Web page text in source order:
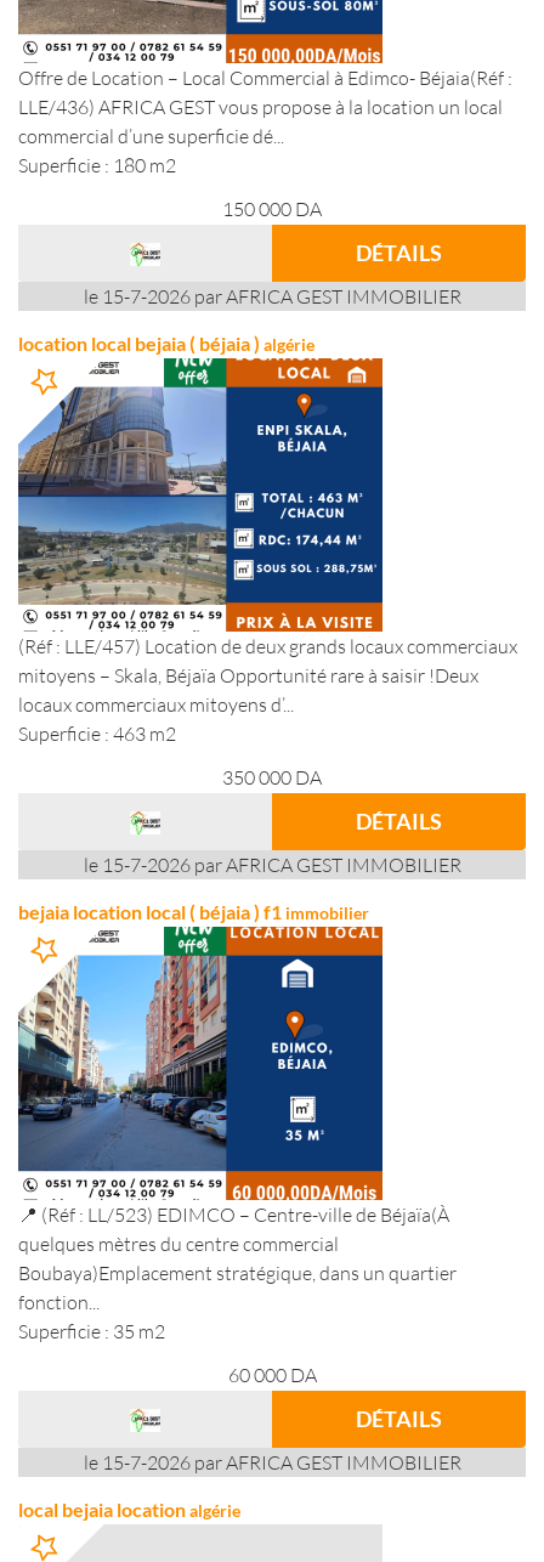
Offre de Location – Local Commercial à Edimco- Béjaia(Réf :
LLE/436) AFRICA GEST vous propose à la location un local
commercial d’une superficie dé...
Superficie : 180 m2
150 000 DA
DÉTAILS
le 15-7-2026 par AFRICA GEST IMMOBILIER
location local bejaia ( béjaia ) algérie
(Réf : LLE/457) Location de deux grands locaux commerciaux
mitoyens – Skala, Béjaïa Opportunité rare à saisir !Deux
locaux commerciaux mitoyens d’...
Superficie : 463 m2
350 000 DA
DÉTAILS
le 15-7-2026 par AFRICA GEST IMMOBILIER
bejaia location local ( béjaia ) f1 immobilier
📍 (Réf : LL/523) EDIMCO – Centre-ville de Béjaïa(À
quelques mètres du centre commercial
Boubaya)Emplacement stratégique, dans un quartier
fonction...
Superficie : 35 m2
60 000 DA
DÉTAILS
le 15-7-2026 par AFRICA GEST IMMOBILIER
local bejaia locationalgérie